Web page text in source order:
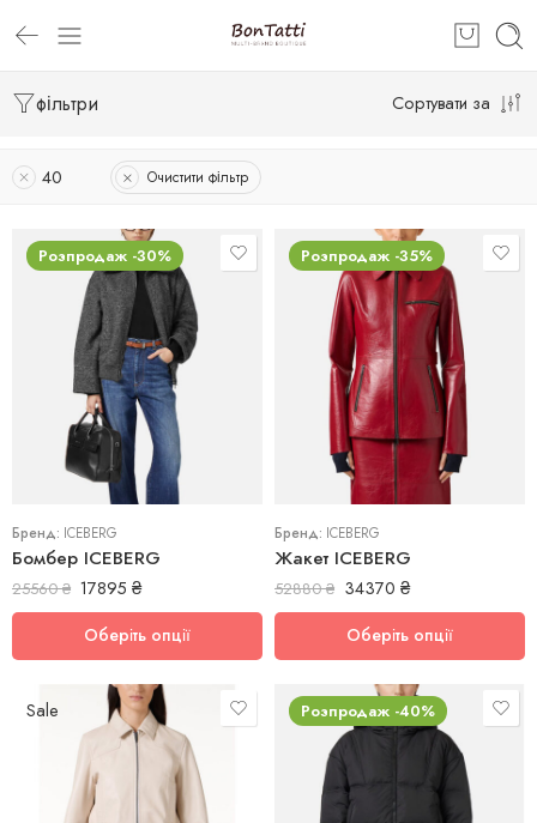
фільтри Сортувати за
40 Очистити фільтр
Розпродаж -30%
Бренд: ICEBERG
Бомбер ICEBERG
25560₴ 17895 ₴
38
40
Оберіть опції
Розпродаж -35%
Бренд: ICEBERG
Жакет ICEBERG
52880₴ 34370 ₴
40
Оберіть опції
Sale Розпродаж -40%